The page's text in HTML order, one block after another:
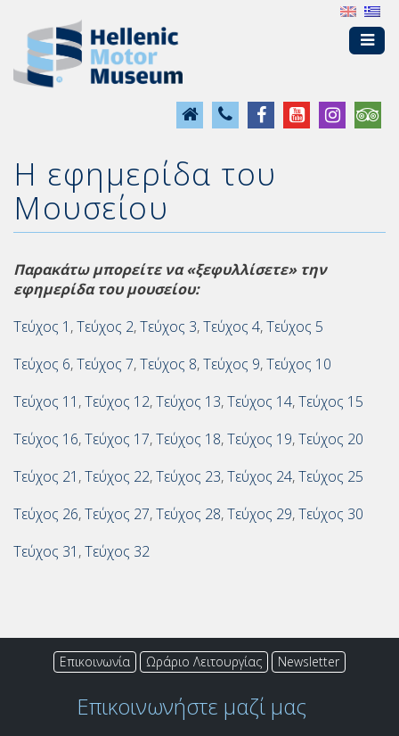
Η εφημερίδα του
Μουσείου
Παρακάτω μπορείτε να «ξεφυλλίσετε» την
εφημερίδα του μουσείου:
Τεύχος 1 ,Τεύχος 2,Τεύχος 3,Τεύχος 4,Τεύχος 5
Τεύχος 6,Τεύχος 7,Τεύχος 8,Τεύχος 9,Τεύχος 10
Τεύχος 11 ,Τεύχος 12,Τεύχος 13,Τεύχος 14,Τεύχος 15
Τεύχος 16,Τεύχος 17,Τεύχος 18,Τεύχος 19,Τεύχος 20
Τεύχος 21 ,Τεύχος 22,Τεύχος 23,Τεύχος 24,Τεύχος 25
Τεύχος 26,Τεύχος 27,Τεύχος 28,Τεύχος 29,Τεύχος 30
Τεύχος 31 ,Τεύχος 32
Επικοινωνία Ωράριο Λειτουργίας Newsletter
Επικοινωνήστε μαζί μας